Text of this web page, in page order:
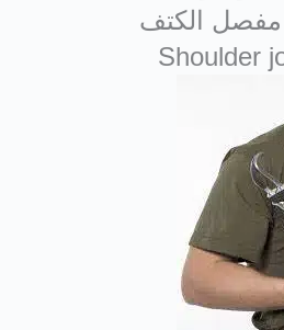
مفصل الكتف
Shoulder